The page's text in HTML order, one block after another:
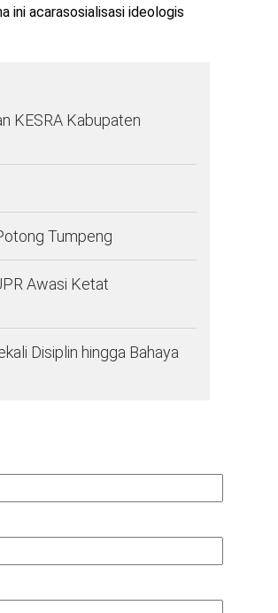
ini acarasosialisasi ideologis
KESRA Kabupaten
Tumpeng
Awasi Ketat
Disiplin hingga Bahaya